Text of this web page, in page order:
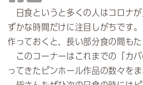
a
c
e
b
o
o
k
w
i
t
t
e
r
で
日食というと多くの人はコロナ
ずかな時間だけに注目しがちです
作っておくと，長い部分食の間もた
このコーナーはこれまでの「カ
ってきた ピンホール作品の数々をま